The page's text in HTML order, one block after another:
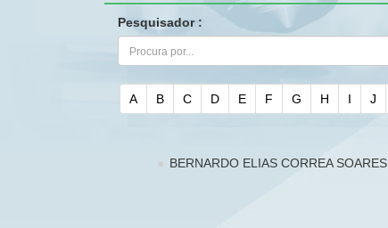
Pesquisador :
A B C D E F G H I J
BERNARDO ELIAS CORREA SOARES